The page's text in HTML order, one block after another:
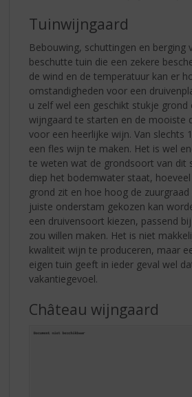
Tuinwijngaard
Bebouwing, schuttingen en berging
beschutte tuin die een zekere
de wind en de temperatuur kan er
omstandigheden voor een
u zelf wel een geschikt stukje grond
wijngaard te starten en de mooiste
voor een heerlijke wijn. Van slechts
een fles wijn te maken. Het is wel
te weten wat de grondsoort van dit
diep het bodemwater staat,
grond zit en hoe hoog de
juiste onderstam gekozen kan
een druivensoort kiezen, passend
zou willen maken. Het is niet
kwaliteit wijn te produceren, maar
eigen tuin geeft in ieder geval wel
vakantiegevoel.
Château wijngaard